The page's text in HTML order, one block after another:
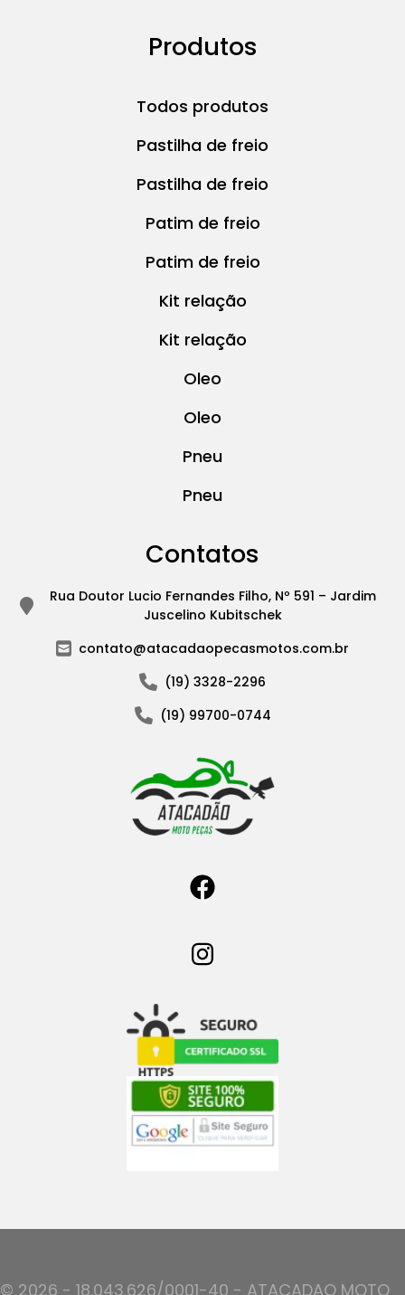
Produtos
Todos produtos
Pastilha de freio
Pastilha de freio
Patim de freio
Patim de freio
Kit relação
Kit relação
Oleo
Oleo
Pneu
Pneu
Contatos
Rua Doutor Lucio Fernandes Filho, Nº 591 – Jardim
Juscelino Kubitschek
contato@atacadaopecasmotos.com.br
(19) 3328-2296
(19) 99700-0744
© 2026 - 18.043.626/0001-40 - ATACADAO MOTO